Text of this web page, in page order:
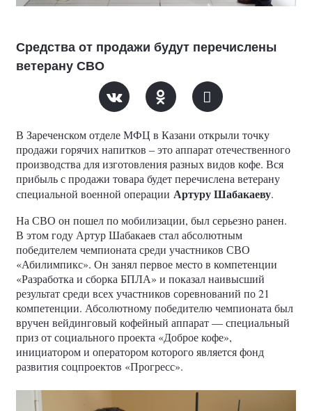
Средства от продажи будут перечислены
ветерану СВО
В Зареченском отделе МФЦ в Казани открыли точку
продажи горячих напитков – это аппарат отечественного
производства для изготовления разных видов кофе. Вся
прибыль с продажи товара будет перечислена ветерану
специальной военной операции Артуру Шабакаеву.
На СВО он пошел по мобилизации, был серьезно ранен.
В этом году Артур Шабакаев стал абсолютным
победителем чемпионата среди участников СВО
«Абилимпикс». Он занял первое место в компетенции
«Разработка и сборка БПЛА» и показал наивысший
результат среди всех участников соревнований по 21
компетенции. Абсолютному победителю чемпионата был
вручен вейдинговый кофейный аппарат — специальный
приз от социального проекта «Доброе кофе»,
инициатором и оператором которого является фонд
развития соцпроектов «Прогресс».